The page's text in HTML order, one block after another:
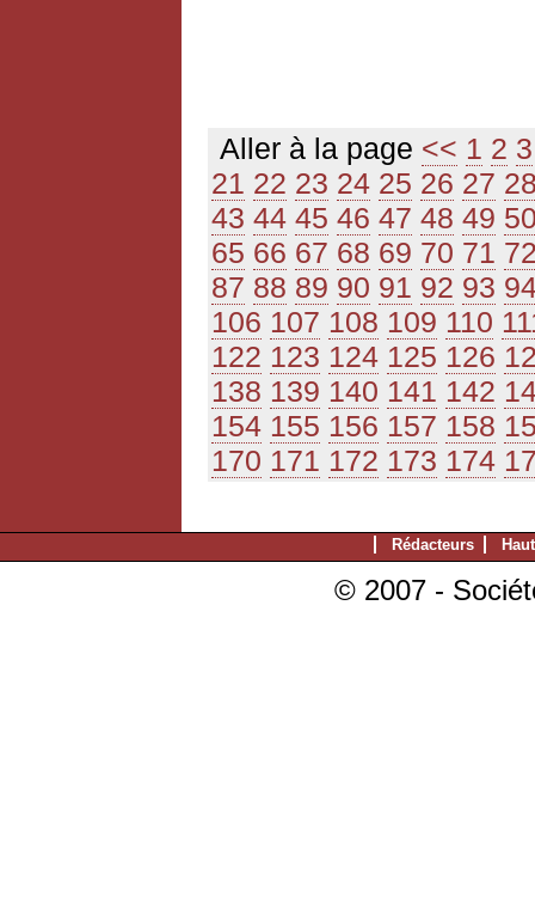
Aller à la page << 1 2 3
21 22 23 24 25 26 27
43 44 45 46 47 48 49
65 66 67 68 69 70 71
87 88 89 90 91 92 93
106 107 108 109 110
122 123 124 125 126
138 139 140 141 142
154 155 156 157 158
170 171 172 173 174
Rédacteurs
© 2007 -